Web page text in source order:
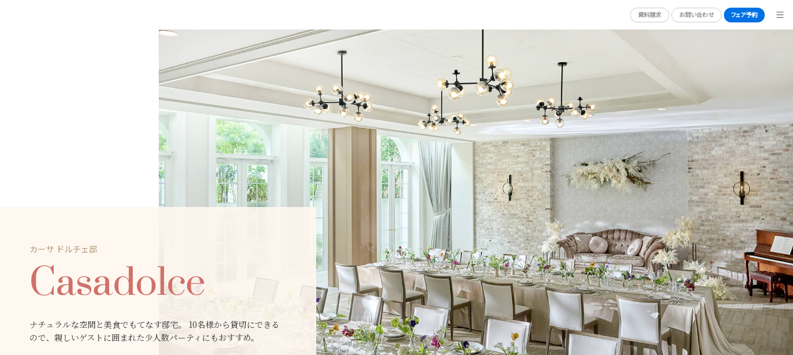
資料請求 お問い合わせ フェア予約
心斎橋セントグレースヴィラ
BEST BRIDAL
TOP
トップ
BRIDAL FAIR
ブライダルフェア
WEDDING REPORT
体験者レポート
PHOTO GALLERY
フォトギャラリー
PLAN
プラン
CEREMONY
PARTY
披露宴会場
CUISINE
DRESS
ドレス
ACCESS
アクセス
GUEST
ご列席者の皆さまへ
QA
よくあるご質問
SUPPORT
お手伝い
カーサ ドルチェ邸
Casadolce
ナチュラルな空間と美食でもてなす邸宅。 10名様から貸切にできる
ので、親しいゲストに囲まれた少人数パーティにもおすすめ。